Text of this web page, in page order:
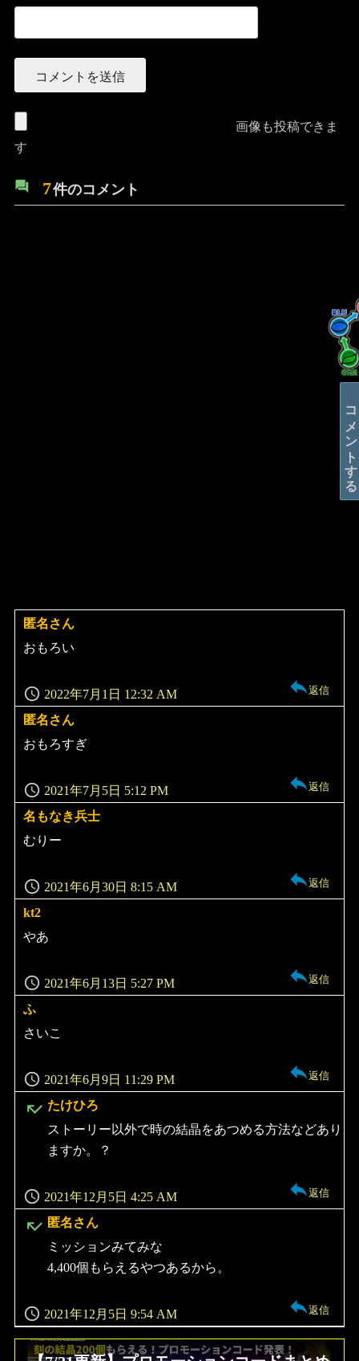
画像も投稿できま
す
7件のコメント
匿名さん
よ
り:
2022年7月1日 12:32 AM
おもろい
返信
匿名さん
よ
り:
2021年7月5日 5:12 PM
おもろすぎ
返信
名もなき兵士
よ
り:
2021年6月30日 8:15 AM
むりー
返信
kt2
よ
り:
2021年6月13日 5:27 PM
やあ
返信
ふ
よ
り:
2021年6月9日 11:29 PM
さいこ
返信
たけひろ
よ
2021年12月5日 4:25 AM
ストーリー以外で時の結晶をあつめる方法などあり
ますか。？
返信
匿名さん
よ
2021年12月5日 9:54 AM
ミッションみてみな
4,400個もらえるやつあるから。
返信
コメントする